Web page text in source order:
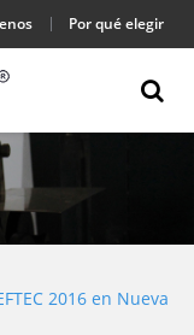
Por qué elegir
2016 en Nueva